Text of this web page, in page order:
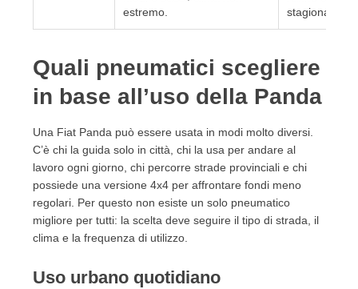
estremo.
stagionale.
Quali pneumatici scegliere
in base all’uso della Panda
Una Fiat Panda può essere usata in modi molto diversi.
C’è chi la guida solo in città, chi la usa per andare al
lavoro ogni giorno, chi percorre strade provinciali e chi
possiede una versione 4x4 per affrontare fondi meno
regolari. Per questo non esiste un solo pneumatico
migliore per tutti: la scelta deve seguire il tipo di strada, il
clima e la frequenza di utilizzo.
Uso urbano quotidiano